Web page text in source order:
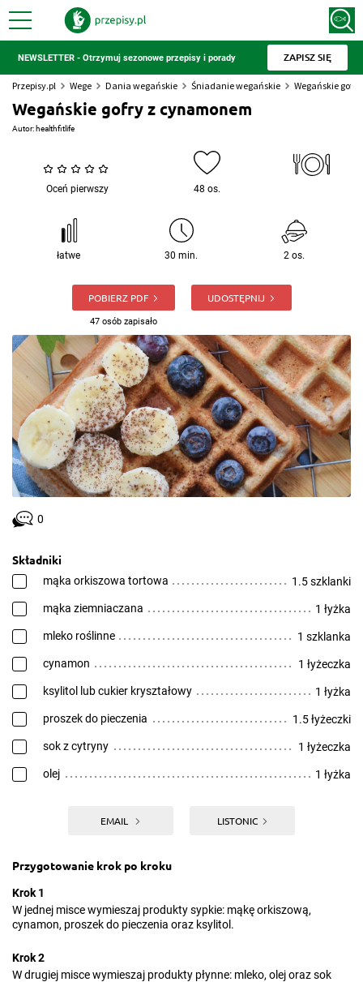
NEWSLETTER - Otrzymuj sezonowe przepisy i porady ZAPISZ SIĘ
Przepisy.pl Wege Dania wegańskie Śniadanie wegańskie Wegańskie
Wegańskie gofry z cynamonem
Autor: healthfitlife
Oceń pierwszy 48 os.
łatwe 30 min. 2 os.
POBIERZ PDF
47 osób zapisało
UDOSTĘPNIJ
0
Składniki
mąka orkiszowa tortowa 1.5 szklanki
mąka ziemniaczana 1 łyżka
mleko roślinne 1 szklanka
cynamon 1 łyżeczka
ksylitol lub cukier kryształowy 1 łyżka
proszek do pieczenia 1.5 łyżeczki
sok z cytryny 1 łyżeczka
olej 1 łyżka
EMAIL LISTONIC
Przygotowanie krok po kroku
Krok 1
W jednej misce wymieszaj produkty sypkie: mąkę orkiszową,
cynamon, proszek do pieczenia oraz ksylitol.
Krok 2
W drugiej misce wymieszaj produkty płynne: mleko, olej oraz sok